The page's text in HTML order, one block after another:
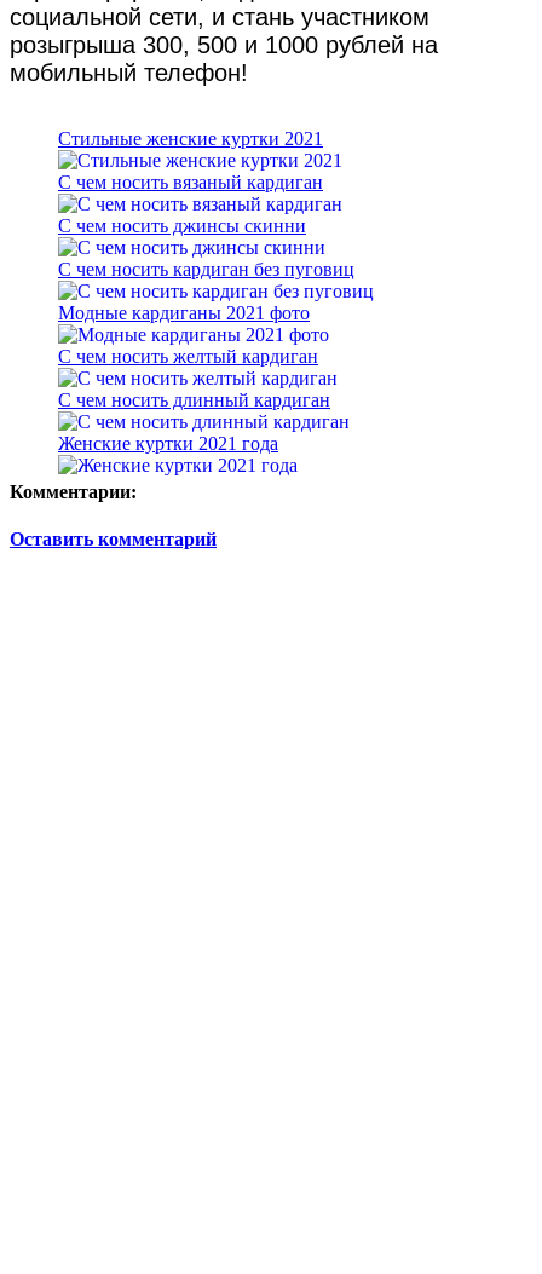
социальной сети, и стань участником
розыгрыша 300, 500 и 1000 рублей на
мобильный телефон!
Стильные женские куртки 2021
С чем носить вязаный кардиган
С чем носить джинсы скинни
С чем носить кардиган без пуговиц
Модные кардиганы 2021 фото
С чем носить желтый кардиган
С чем носить длинный кардиган
Женские куртки 2021 года
Комментарии:
Оставить комментарий